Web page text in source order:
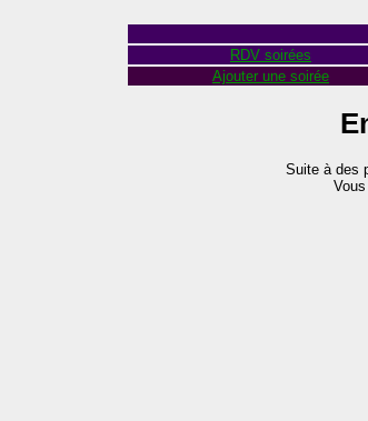
RDV soirées
Ajouter une soirée
Suite à des